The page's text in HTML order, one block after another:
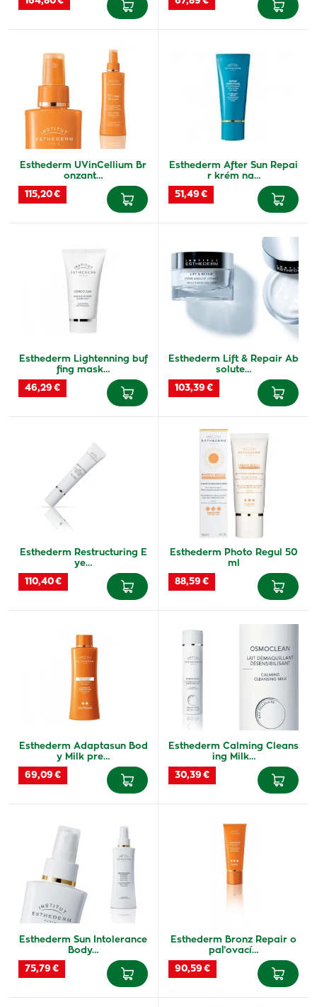
Esthederm UVinCellium Br
onzant…
115,20 €
Esthederm After Sun Repai
r krém na…
51,49 €
Esthederm Lightenning buf
fing mask…
46,29 €
Esthederm Lift & Repair Ab
solute…
103,39 €
Esthederm Restructuring E
ye…
110,40 €
Esthederm Photo Regul 50
ml
88,59 €
Esthederm Adaptasun Bod
y Milk pre…
69,09 €
Esthederm Calming Cleans
ing Milk…
30,39 €
Esthederm Sun Intolerance
Body…
75,79 €
Esthederm Bronz Repair o
paľovací…
90,59 €